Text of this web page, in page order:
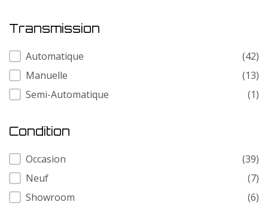
Transmission
Transmission
Automatique
(42)
Manuelle
(13)
Semi-Automatique
(1)
Condition
Condition
Occasion
(39)
Neuf
(7)
Showroom
(6)